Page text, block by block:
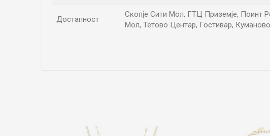
Достапност
Скопје Сити Мол, ГТЦ Приземје, Поинт
Мол, Тетово Центар, Гостивар,